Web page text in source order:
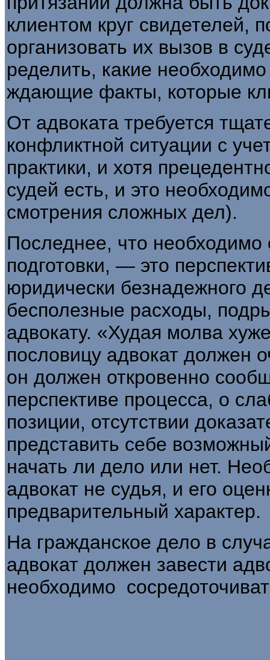
клиентом круг свидетелей,
организовать их вызов в
ределить, какие
ждающие факты, которые
От адвоката требуется
конфликтной ситуации с
практики, и хотя
судей есть, и это
смотрения сложных дел).
Последнее, что необходимо
подготовки, — это
юридически безнадежного
бесполезные расходы,
адвокату. «Худая молва
пословицу адвокат должен
он должен откровенно
перспективе процесса, о
позиции, отсутствии
представить себе
начать ли дело или нет.
адвокат не судья, и его
предварительный характер.
На гражданское дело в
адвокат должен завести
необходимо